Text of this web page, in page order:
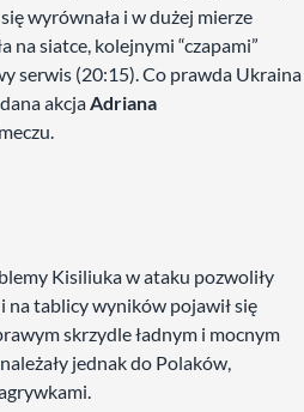
wyrównała i w dużej mierze
na siatce, kolejnymi “czapami”
serwis (20:15). Co prawda Ukraina
akcjaAdriana
Kisiliuka w ataku pozwoliły
na tablicy wyników pojawił się
skrzydle ładnym i mocnym
jednak do Polaków,